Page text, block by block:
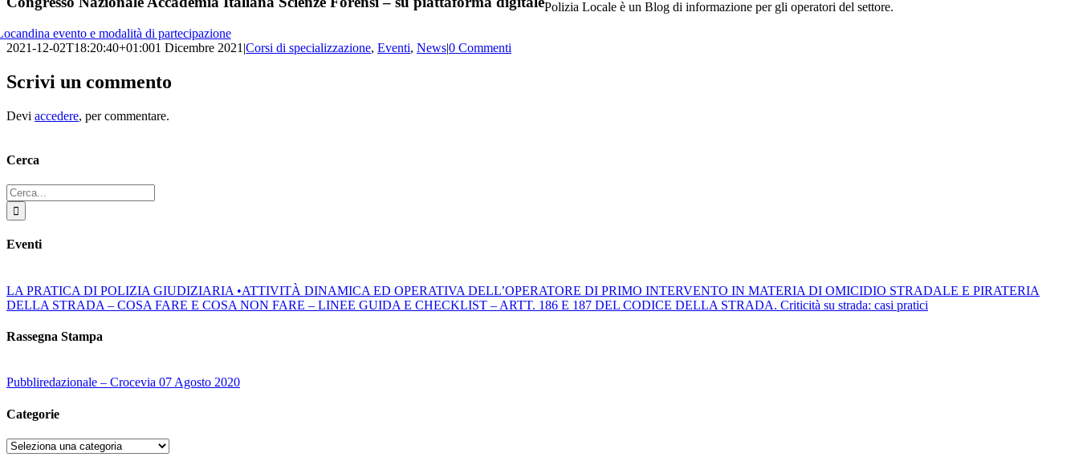
evento e modalità di partecipazione
2021-12-02T18:20:40+01:001 Dicembre 2021 |Corsi di specializzazione, Eventi, News|0 Commenti
Scrivi un commento
Devi accedere, per commentare.
Cerca
Cerca
per:
Eventi
LA PRATICA DI POLIZIA GIUDIZIARIA •ATTIVITÀ DINAMICA ED OPERATIVA DELL’OPERATORE DI PRIMO INTERVENTO IN MATERIA DI OMICIDIO STRADALE E PIRATERIA
DELLA STRADA – COSA FARE E COSA NON FARE – LINEE GUIDA E CHECKLIST – ARTT. 186 E 187 DEL CODICE DELLA STRADA. Criticità su strada: casi pratici
Rassegna Stampa
Pubbliredazionale – Crocevia 07 Agosto 2020
Categorie
Categorie
Polizia Locale è un Blog di informazione per gli operatori del settore.